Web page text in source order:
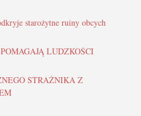
starożytne ruiny obcych
LUDZKOŚCI
STRAŻNIKA Z